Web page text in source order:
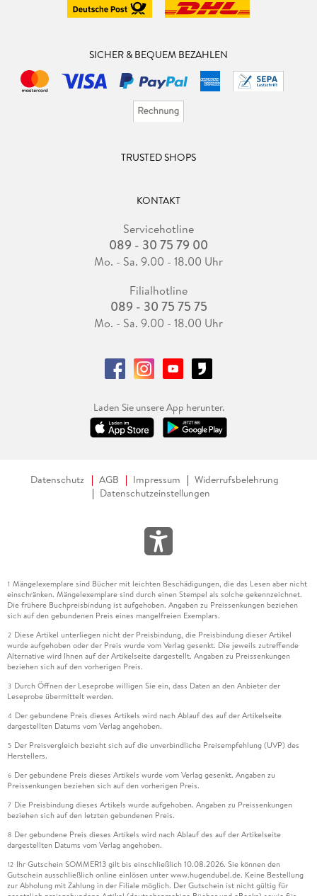
SICHER & BEQUEM BEZAHLEN
TRUSTED SHOPS
KONTAKT
Servicehotline
089 - 30 75 79 00
Mo. - Sa. 9.00 - 18.00 Uhr
Filialhotline
089 - 30 75 75 75
Mo. - Sa. 9.00 - 18.00 Uhr
Laden Sie unsere App herunter.
Datenschutz AGB Impressum
Widerrufsbelehrung
Datenschutzeinstellungen
1 Mängelexemplare sind Bücher mit leichten Beschädigungen, die das Lesen aber nicht
einschränken. Mängelexemplare sind durch einen Stempel als solche gekennzeichnet.
Die frühere Buchpreisbindung ist aufgehoben. Angaben zu Preissenkungen beziehen
sich auf den gebundenen Preis eines mangelfreien Exemplars.
2 Diese Artikel unterliegen nicht der Preisbindung, die Preisbindung dieser Artikel
wurde aufgehoben oder der Preis wurde vom Verlag gesenkt. Die jeweils zutreffende
Alternative wird Ihnen auf der Artikelseite dargestellt. Angaben zu Preissenkungen
beziehen sich auf den vorherigen Preis.
3 Durch Öffnen der Leseprobe willigen Sie ein, dass Daten an den Anbieter der
Leseprobe übermittelt werden.
4 Der gebundene Preis dieses Artikels wird nach Ablauf des auf der Artikelseite
dargestellten Datums vom Verlag angehoben.
5 Der Preisvergleich bezieht sich auf die unverbindliche Preisempfehlung (UVP) des
Herstellers.
6 Der gebundene Preis dieses Artikels wurde vom Verlag gesenkt. Angaben zu
Preissenkungen beziehen sich auf den vorherigen Preis.
7 Die Preisbindung dieses Artikels wurde aufgehoben. Angaben zu Preissenkungen
beziehen sich auf den letzten gebundenen Preis.
8 Der gebundene Preis dieses Artikels wird nach Ablauf des auf der Artikelseite
dargestellten Datums vom Verlag angehoben.
12 Ihr Gutschein SOMMER13 gilt bis einschließlich 10.08.2026. Sie können den
Gutschein ausschließlich online einlösen unter www.hugendubel.de. Keine Bestellung
zur Abholung mit Zahlung in der Filiale möglich. Der Gutschein ist nicht gültig für